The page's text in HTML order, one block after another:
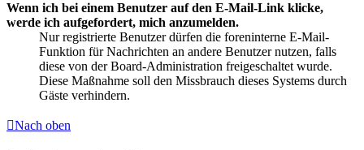
Wenn ich bei einem Benutzer auf den E-Mail-Link klicke,
werde ich aufgefordert, mich anzumelden.
Nur registrierte Benutzer dürfen die foreninterne E-Mail-
Funktion für Nachrichten an andere Benutzer nutzen, falls
diese von der Board-Administration freigeschaltet wurde.
Diese Maßnahme soll den Missbrauch dieses Systems durch
Gäste verhindern.
Nach oben